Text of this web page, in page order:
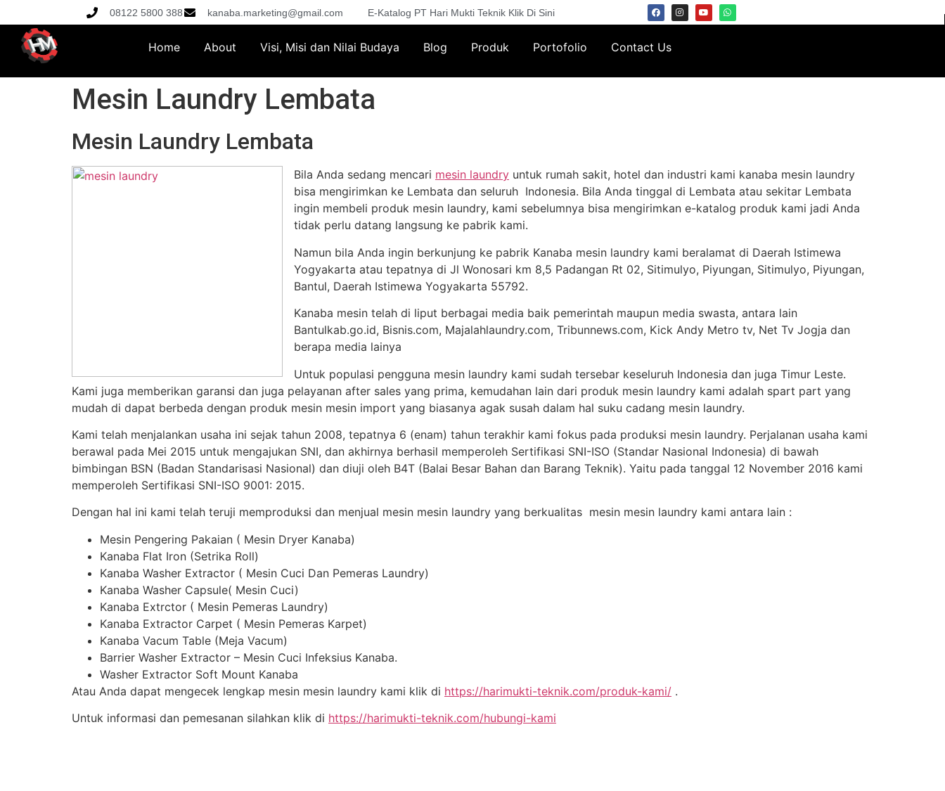
08122 5800 388 kanaba.marketing@gmail.com E-Katalog PT Hari Mukti Teknik Klik Di Sini
Home About Visi, Misi dan Nilai Budaya Blog Produk Portofolio Contact Us
Mesin Laundry Lembata
Mesin Laundry Lembata
Bila Anda sedang mencari mesin laundry untuk rumah sakit, hotel dan industri kami kanaba mesin laundry
bisa mengirimkan ke Lembata dan seluruh Indonesia. Bila Anda tinggal di Lembata atau sekitar Lembata
ingin membeli produk mesin laundry, kami sebelumnya bisa mengirimkan e-katalog produk kami jadi Anda
tidak perlu datang langsung ke pabrik kami.
Namun bila Anda ingin berkunjung ke pabrik Kanaba mesin laundry kami beralamat di Daerah Istimewa
Yogyakarta atau tepatnya di Jl Wonosari km 8,5 Padangan Rt 02, Sitimulyo, Piyungan, Sitimulyo, Piyungan,
Bantul, Daerah Istimewa Yogyakarta 55792.
Kanaba mesin telah di liput berbagai media baik pemerintah maupun media swasta, antara lain
Bantulkab.go.id, Bisnis.com, Majalahlaundry.com, Tribunnews.com, Kick Andy Metro tv, Net Tv Jogja dan
berapa media lainya
Untuk populasi pengguna mesin laundry kami sudah tersebar keseluruh Indonesia dan juga Timur Leste.
Kami juga memberikan garansi dan juga pelayanan after sales yang prima, kemudahan lain dari produk mesin laundry kami adalah spart part yang
mudah di dapat berbeda dengan produk mesin mesin import yang biasanya agak susah dalam hal suku cadang mesin laundry.
Kami telah menjalankan usaha ini sejak tahun 2008, tepatnya 6 (enam) tahun terakhir kami fokus pada produksi mesin laundry. Perjalanan usaha kami
berawal pada Mei 2015 untuk mengajukan SNI, dan akhirnya berhasil memperoleh Sertifikasi SNI-ISO (Standar Nasional Indonesia) di bawah
bimbingan BSN (Badan Standarisasi Nasional) dan diuji oleh B4T (Balai Besar Bahan dan Barang Teknik). Yaitu pada tanggal 12 November 2016 kami
memperoleh Sertifikasi SNI-ISO 9001: 2015.
Dengan hal ini kami telah teruji memproduksi dan menjual mesin mesin laundry yang berkualitas mesin mesin laundry kami antara lain :
Mesin Pengering Pakaian ( Mesin Dryer Kanaba)
Kanaba Flat Iron (Setrika Roll)
Kanaba Washer Extractor ( Mesin Cuci Dan Pemeras Laundry)
Kanaba Washer Capsule( Mesin Cuci)
Kanaba Extrctor ( Mesin Pemeras Laundry)
Kanaba Extractor Carpet ( Mesin Pemeras Karpet)
Kanaba Vacum Table (Meja Vacum)
Barrier Washer Extractor – Mesin Cuci Infeksius Kanaba.
Washer Extractor Soft Mount Kanaba
Atau Anda dapat mengecek lengkap mesin mesin laundry kami klik di https://harimukti-teknik.com/produk-kami/ .
Untuk informasi dan pemesanan silahkan klik di https://harimukti-teknik.com/hubungi-kami